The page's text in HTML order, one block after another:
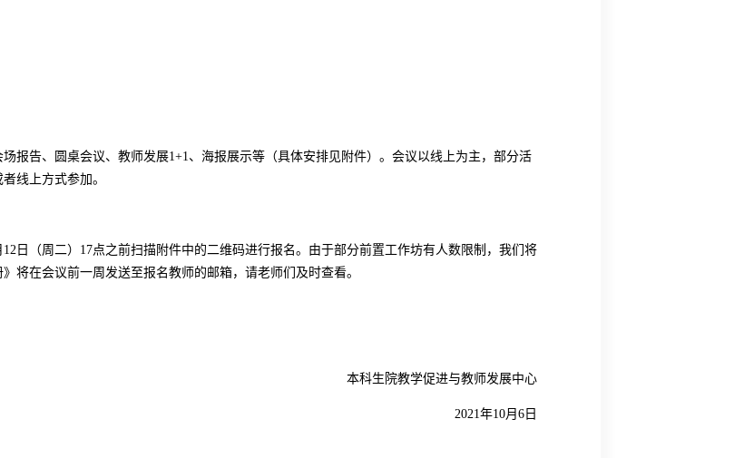
报告、圆桌会议、教师发展1+1 、海报展示等（具体安排见附件）。会议以线上为主，部分活
线上方式参加。
12 日（周二） 17点之前扫描附件中的二维码进行报名。由于部分前置工作坊有人数限制，我们将
将在会议前一周发送至报名教师的邮箱，请老师们及时查看。
本科生院教学促进与教师发展中心
2021 年10月 6 日